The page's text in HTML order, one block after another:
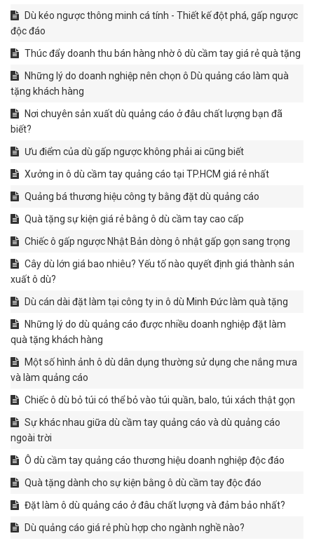
Dù kéo ngược thông minh cá tính - Thiết kế đột phá, gấp ngược
độc đáo
Thúc đẩy doanh thu bán hàng nhờ ô dù cầm tay giá rẻ quà tặng
Những lý do doanh nghiệp nên chọn ô Dù quảng cáo làm quà
tặng khách hàng
Nơi chuyên sản xuất dù quảng cáo ở đâu chất lượng bạn đã
biết?
Ưu điểm của dù gấp ngược không phải ai cũng biết
Xưởng in ô dù cầm tay quảng cáo tại TP.HCM giá rẻ nhất
Quảng bá thương hiệu công ty bằng đặt dù quảng cáo
Quà tặng sự kiện giá rẻ bằng ô dù cầm tay cao cấp
Chiếc ô gấp ngược Nhật Bản dòng ô nhật gấp gọn sang trọng
Cây dù lớn giá bao nhiêu? Yếu tố nào quyết định giá thành sản
xuất ô dù?
Dù cán dài đặt làm tại công ty in ô dù Minh Đức làm quà tặng
Những lý do dù quảng cáo được nhiều doanh nghiệp đặt làm
quà tặng khách hàng
Một số hình ảnh ô dù dân dụng thường sử dụng che nắng mưa
và làm quảng cáo
Chiếc ô dù bỏ túi có thể bỏ vào túi quần, balo, túi xách thật gọn
Sự khác nhau giữa dù cầm tay quảng cáo và dù quảng cáo
ngoài trời
Ô dù cầm tay quảng cáo thương hiệu doanh nghiệp độc đáo
Quà tặng dành cho sự kiện bằng ô dù cầm tay độc đáo
Đặt làm ô dù quảng cáo ở đâu chất lượng và đảm bảo nhất?
Dù quảng cáo giá rẻ phù hợp cho ngành nghề nào?